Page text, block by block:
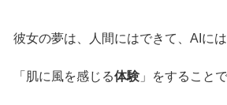
彼女の夢は、人間にはできて、AIには
「肌に風を感じる体験」をすることで